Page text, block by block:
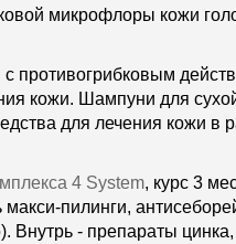
микрофлоры кожи
противогрибковым
кожи. Шампуни для
для лечения кожи в
4 System, курс 3
пилинги,
Внутрь - препараты